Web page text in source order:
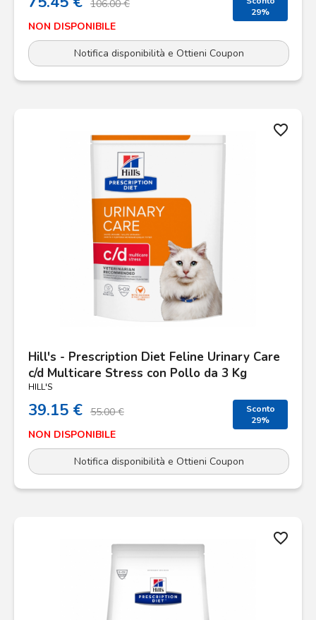
106.00 €
29%
NON DISPONIBILE
Notifica disponibilità e Ottieni Coupon
favorite_border
Hill's - Prescription Diet Feline Urinary Care
c/d Multicare Stress con Pollo da 3 Kg
HILL'S
39.15 € 55.00 €
Sconto
29%
NON DISPONIBILE
Notifica disponibilità e Ottieni Coupon
favorite_border